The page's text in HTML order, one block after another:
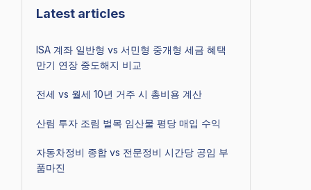
Latest articles
ISA 계좌 일반형 vs 서민형 중개형 세금 혜택
만기 연장 중도해지 비교
전세 vs 월세 10년 거주 시 총비용 계산
산림 투자 조림 벌목 임산물 평당 매입 수익
자동차정비 종합 vs 전문정비 시간당 공임 부
품마진